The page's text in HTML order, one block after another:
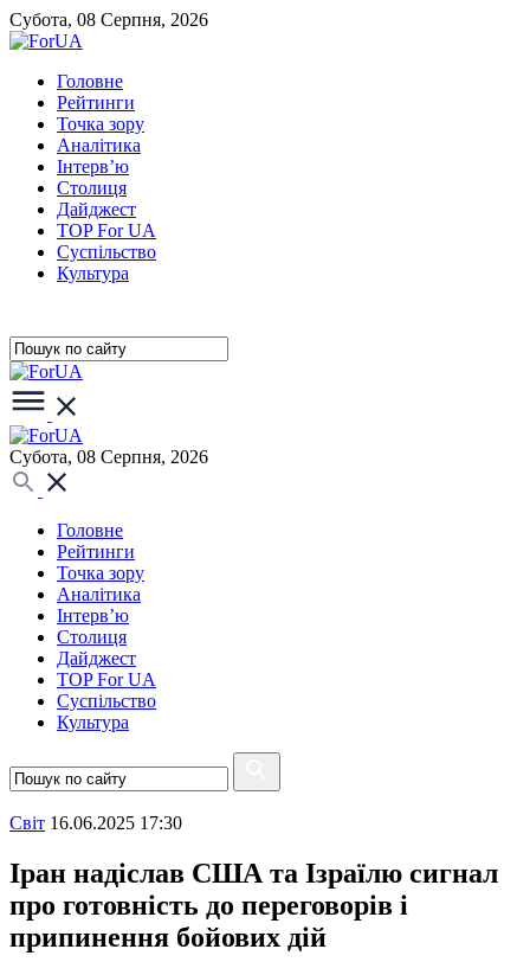
Субота, 08 Серпня, 2026
Головне
Рейтинги
Точка зору
Аналітика
Інтерв’ю
Столиця
Дайджест
TOP For UA
Суспiльство
Культура
Субота, 08 Серпня, 2026
Головне
Рейтинги
Точка зору
Аналітика
Інтерв’ю
Столиця
Дайджест
TOP For UA
Суспiльство
Культура
Свiт 16.06.2025 17:30
Іран надіслав США та Ізраїлю сигнал
про готовність до переговорів і
припинення бойових дій